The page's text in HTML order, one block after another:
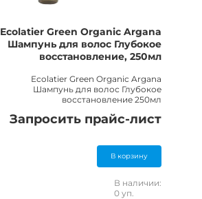
Ecolatier Green Organic Argana
Шампунь для волос Глубокое
восстановление, 250мл
Ecolatier Green Organic Argana
Шампунь для волос Глубокое
восстановление 250мл
Запросить прайс-лист
В корзину
В наличии:
0 уп.